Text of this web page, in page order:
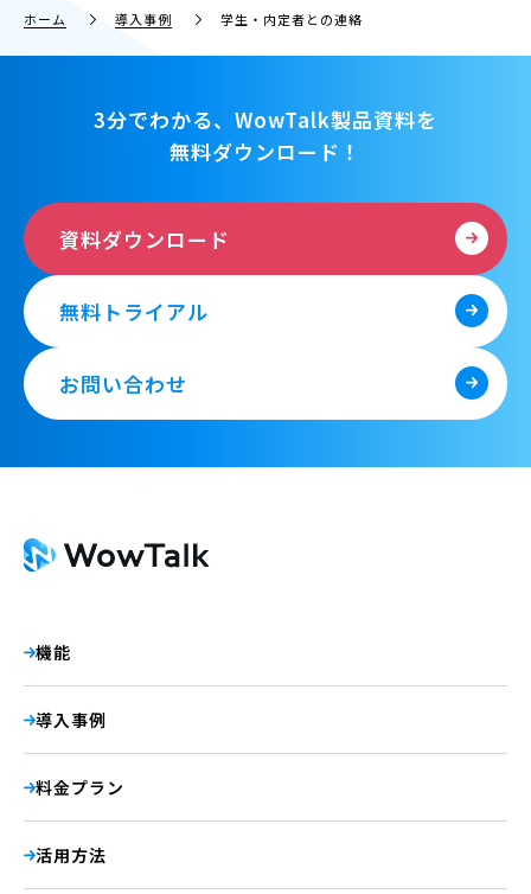
ホーム 導入事例 学生・内定者との連絡
3分でわかる、WowTalk製品資料を
無料ダウンロード！
資料ダウンロード
無料トライアル
お問い合わせ
機能
導入事例
料金プラン
活用方法